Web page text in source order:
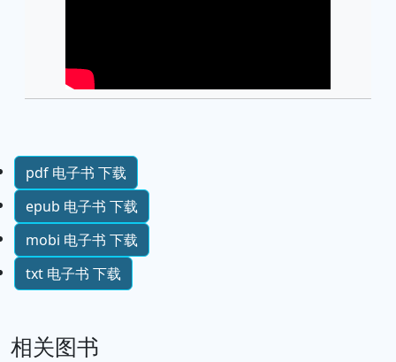
pdf 电子书 下载
epub 电子书 下载
mobi 电子书 下载
txt 电子书 下载
相关图书